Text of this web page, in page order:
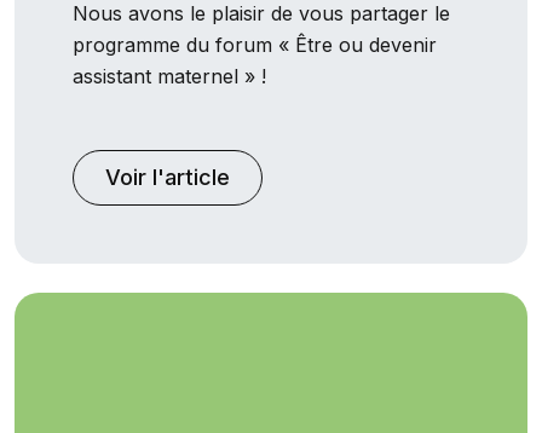
Nous avons le plaisir de vous partager le
programme du forum « Être ou devenir
assistant maternel » !
Voir l'article